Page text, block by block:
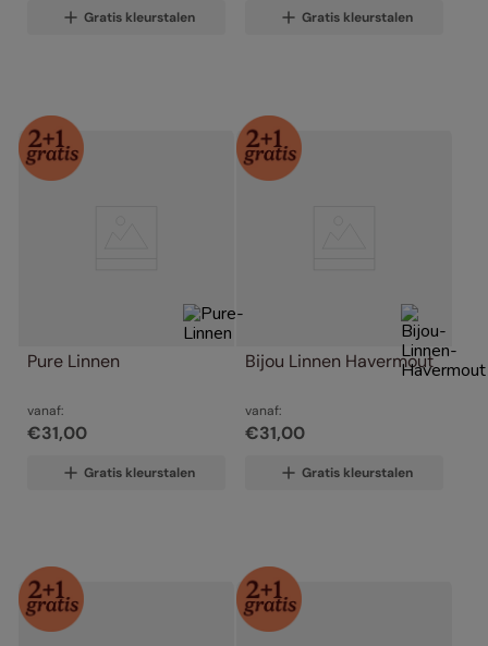
Gratis kleurstalen Gratis kleurstalen
Pure Linnen
vanaf:
€31,00
Gratis kleurstalen
Bijou Linnen Havermout
vanaf:
€31,00
Gratis kleurstalen